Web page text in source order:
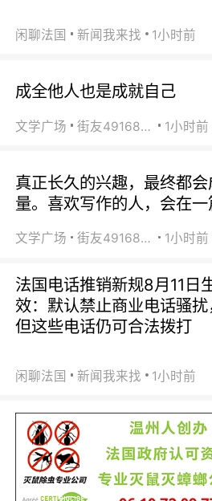
闲聊法国 新闻我来找 1小时前
成全他人也是成就自己
文学广场 街友49168527 1小时前
真正长久的兴趣，最终都
量。喜欢写作的人，会在
文学广场 街友49168527 1小时前
法国电话推销新规8月11日
效：默认禁止商业电话骚扰
但这些电话仍可合法拨打
闲聊法国 新闻我来找 1小时前